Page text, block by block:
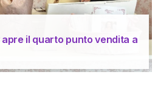
il quarto punto vendita a